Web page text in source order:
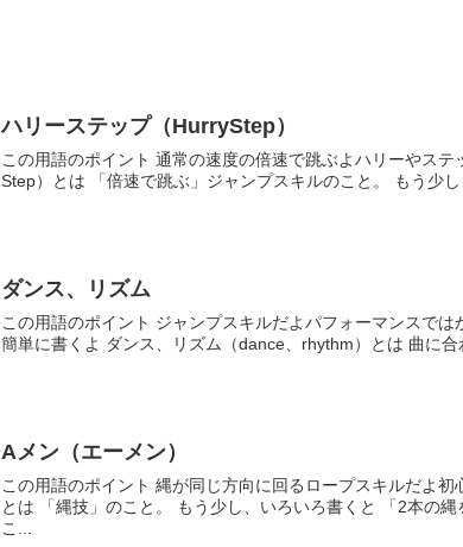
ハリーステップ（HurryStep）
この用語のポイント 通常の速度の倍速で跳ぶよハリーやス
Step）とは 「倍速で跳ぶ」ジャンプスキルのこと。 もう少
ダンス、リズム
この用語のポイント ジャンプスキルだよパフォーマンスで
簡単に書くよ ダンス、リズム（dance、rhythm）とは 曲に
Aメン（エーメン）
この用語のポイント 縄が同じ方向に回るロープスキルだよ
とは 「縄技」のこと。 もう少し、いろいろ書くと 「2本の
こ...